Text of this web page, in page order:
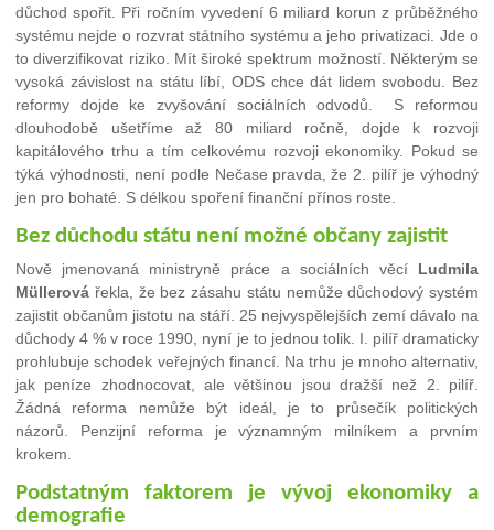
důchod spořit. Při ročním vyvedení 6 miliard korun z průběžného
systému nejde o rozvrat státního systému a jeho privatizaci. Jde o
to diverzifikovat riziko. Mít široké spektrum možností. Některým se
vysoká závislost na státu líbí, ODS chce dát lidem svobodu. Bez
reformy dojde ke zvyšování sociálních odvodů. S reformou
dlouhodobě ušetříme až 80 miliard ročně, dojde k rozvoji
kapitálového trhu a tím celkovému rozvoji ekonomiky. Pokud se
týká výhodnosti, není podle Nečase pravda, že 2. pilíř je výhodný
jen pro bohaté. S délkou spoření finanční přínos roste.
Bez důchodu státu není možné občany zajistit
Nově jmenovaná ministryně práce a sociálních věcí Ludmila
Müllerová řekla, že bez zásahu státu nemůže důchodový systém
zajistit občanům jistotu na stáří. 25 nejvyspělejších zemí dávalo na
důchody 4 % v roce 1990, nyní je to jednou tolik. I. pilíř dramaticky
prohlubuje schodek veřejných financí. Na trhu je mnoho alternativ,
jak peníze zhodnocovat, ale většinou jsou dražší než 2. pilíř.
Žádná reforma nemůže být ideál, je to průsečík politických
názorů. Penzijní reforma je významným milníkem a prvním
krokem.
Podstatným faktorem je vývoj ekonomiky a
demografie